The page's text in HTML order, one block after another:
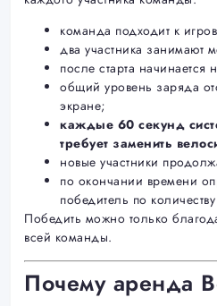
команда подходит к
два участника занимают
после старта начинается
общий уровень заряда
экране;
каждые 60 секунд
требует заменить
новые участники
по окончании времени
победитель по
Победить можно только
всей команды.
Почему аренда